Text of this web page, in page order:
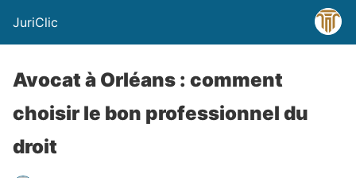
JuriClic
Avocat à Orléans : comment
choisir le bon professionnel du
droit